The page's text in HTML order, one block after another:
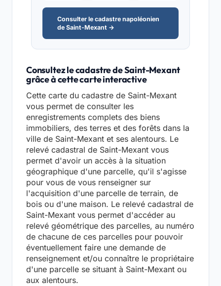
Consulter le cadastre napoléonien
de Saint-Mexant →
Consultez le cadastre de Saint-Mexant
grâce à cette carte interactive
Cette carte du cadastre de Saint-Mexant
vous permet de consulter les
enregistrements complets des biens
immobiliers, des terres et des forêts dans la
ville de Saint-Mexant et ses alentours. Le
relevé cadastral de Saint-Mexant vous
permet d'avoir un accès à la situation
géographique d'une parcelle, qu'il s'agisse
pour vous de vous renseigner sur
l'acquisition d'une parcelle de terrain, de
bois ou d'une maison. Le relevé cadastral de
Saint-Mexant vous permet d'accéder au
relevé géométrique des parcelles, au numéro
de chacune de ces parcelles pour pouvoir
éventuellement faire une demande de
renseignement et/ou connaître le propriétaire
d'une parcelle se situant à Saint-Mexant ou
aux alentours.